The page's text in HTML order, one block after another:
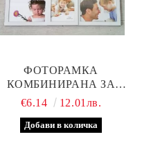
ФОТОРАМКА
КОМБИНИРАНА ЗА
ШЕСТ СНИМКИ, БЯЛА
€6.14 12.01лв.